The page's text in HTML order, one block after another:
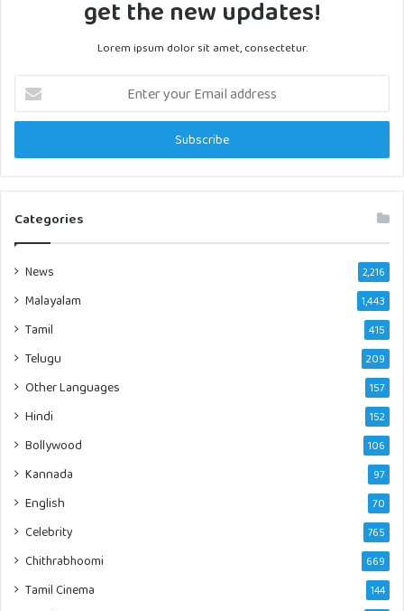
get the new updates!
Lorem ipsum dolor sit amet, consectetur.
Enter
your
Email
Categories
News 2,216
Malayalam 1,443
Tamil 415
Telugu 209
Other Languages 157
Hindi 152
Bollywood 106
Kannada 97
English 70
Celebrity 765
Chithrabhoomi 669
Tamil Cinema 144